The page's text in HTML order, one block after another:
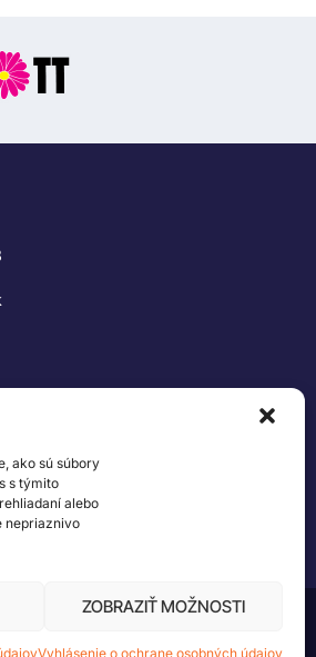
ako sú súbory
s týmito
alebo
nepriaznivo
ZOBRAZIŤ MOŽNOSTI
Vyhlásenie o ochrane osobných údajov
práva vyhradené